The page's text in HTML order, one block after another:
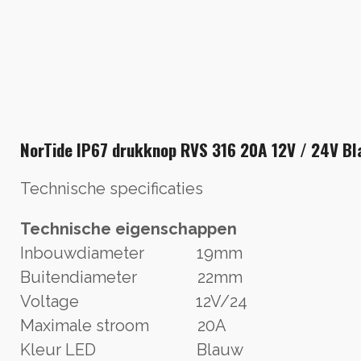
NorTide IP67 drukknop RVS 316 20A 12V / 24V
Technische specificaties
Technische eigenschappen
Inbouwdiameter 19mm
Buitendiameter 22mm
Voltage 12V/24
Maximale stroom 20A
Kleur LED Blauw